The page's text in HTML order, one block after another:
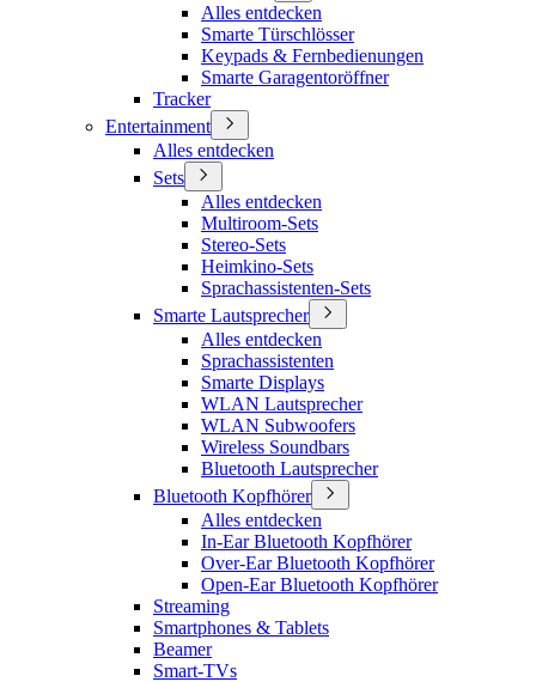
Alles entdecken
Smarte Türschlösser
Keypads & Fernbedienungen
Smarte Garagentoröffner
Tracker
Entertainment
Alles entdecken
Sets
Alles entdecken
Multiroom-Sets
Stereo-Sets
Heimkino-Sets
Sprachassistenten-Sets
Smarte Lautsprecher
Alles entdecken
Sprachassistenten
Smarte Displays
WLAN Lautsprecher
WLAN Subwoofers
Wireless Soundbars
Bluetooth Lautsprecher
Bluetooth Kopfhörer
Alles entdecken
In-Ear Bluetooth Kopfhörer
Over-Ear Bluetooth Kopfhörer
Open-Ear Bluetooth Kopfhörer
Streaming
Smartphones & Tablets
Beamer
Smart-TVs